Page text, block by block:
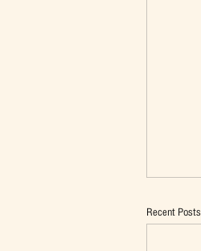
Recent Posts